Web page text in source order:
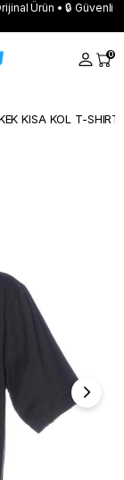
Ürün • 🔒 Güvenli
0